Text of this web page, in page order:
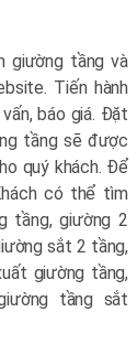
giường tầng và
Tiến hành
báo giá. Đặt
tầng sẽ được
quý khách. Để
có thể tìm
tầng, giường 2
sắt 2 tầng,
giường tầng,
tầng sắt